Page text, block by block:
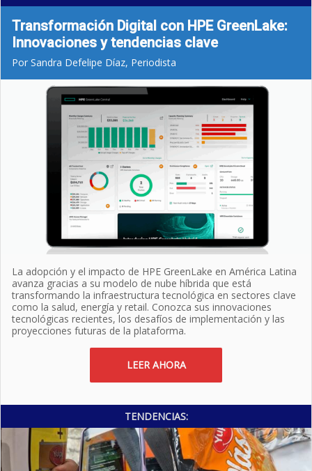
Transformación Digital con HPE GreenLake:
Innovaciones y tendencias clave
Por Sandra Defelipe Díaz, Periodista
La adopción y el impacto de HPE GreenLake en América Latina
avanza gracias a su modelo de nube híbrida que está
transformando la infraestructura tecnológica en sectores clave
como la salud, energía y retail. Conozca sus innovaciones
tecnológicas recientes, los desafíos de implementación y las
proyecciones futuras de la plataforma.
LEER AHORA
TENDENCIAS: